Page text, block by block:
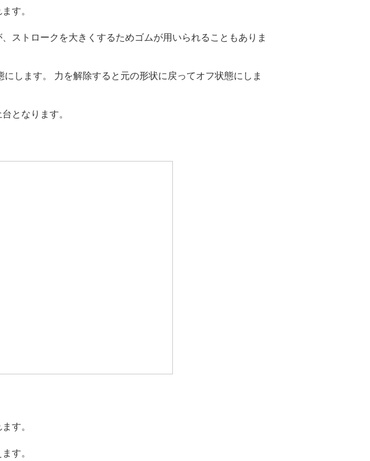
す。
ストロークを大きくするためゴムが用いられることもありま
します。 力を解除すると元の形状に戻ってオフ状態にしま
となります。
す。
す。